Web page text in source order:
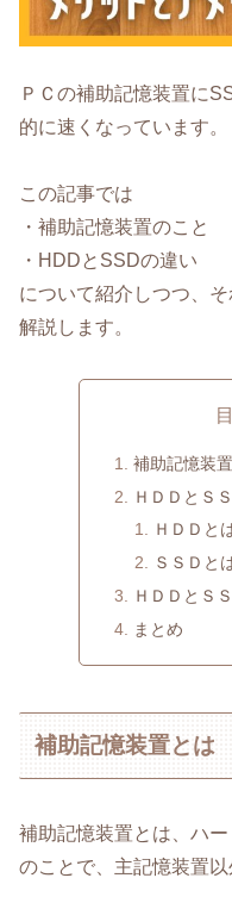
ＰＣの補助記憶装置に
的に速くなっています。
この記事では
・補助記憶装置のこと
・HDDとSSDの違い
について紹介しつつ、
解説します。
補助記憶装
ＨＤＤとＳ
ＨＤＤと
ＳＳＤと
ＨＤＤとＳ
まとめ
補助記憶装置とは
補助記憶装置とは、ハ
のことで、主記憶装置以